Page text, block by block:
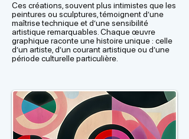
Ces créations, souvent plus intimistes que les
peintures ou sculptures, témoignent d’une
maîtrise technique et d’une sensibilité
artistique remarquables. Chaque œuvre
graphique raconte une histoire unique : celle
d’un artiste, d’un courant artistique ou d’une
période culturelle particulière.